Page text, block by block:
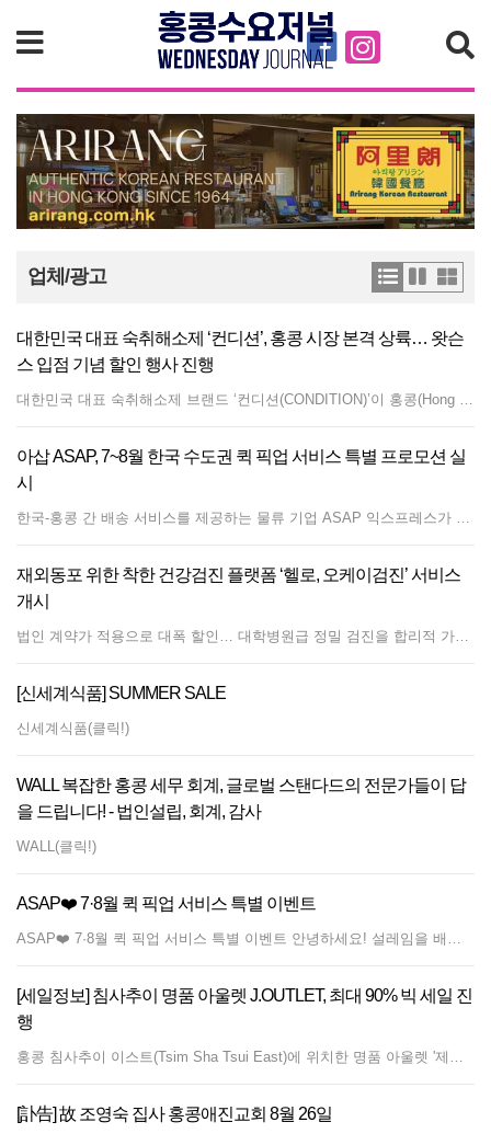
검색
업체/광고
대한민국 대표 숙취해소제 ‘컨디션’, 홍콩 시장 본격 상륙… 왓슨
스 입점 기념 할인 행사 진행
아삽 ASAP, 7~8월 한국 수도권 퀵 픽업 서비스 특별 프로모션 실
시
재외동포 위한 착한 건강검진 플랫폼 ‘헬로, 오케이검진’ 서비스
개시
[신세계식품] SUMMER SALE
신세계식품(클릭!)
WALL 복잡한 홍콩 세무 회계, 글로벌 스탠다드의 전문가들이 답
을 드립니다! - 법인설립, 회계, 감사
WALL(클릭!)
ASAP❤️ 7·8월 퀵 픽업 서비스 특별 이벤트
[세일정보] 침사추이 명품 아울렛 J.OUTLET, 최대 90% 빅 세일 진
행
[訃告] 故 조영숙 집사 홍콩애진교회 8월 26일